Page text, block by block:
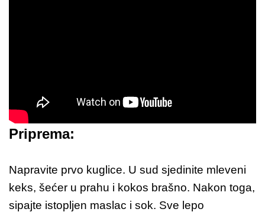
Priprema:
Napravite prvo kuglice. U sud sjedinite mleveni
keks, šećer u prahu i kokos brašno. Nakon toga,
sipajte istopljen maslac i sok. Sve lepo